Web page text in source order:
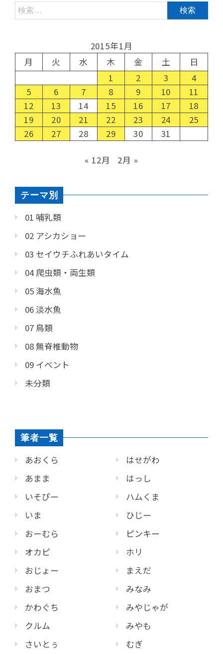
2015年1月
月
火 水 木 金 土
日
1
2 3
4
5
6 7 8 9 10
11
12
13 14 15 16 17
18
19
20 21 22 23 24
25
26
27 28 29 30 31
« 12月 2月 »
テーマ別
01 哺乳類
02 アシカショー
03 セイウチふれあいタイム
04 爬虫類・両生類
05 海水魚
06 淡水魚
07 鳥類
08 無脊椎動物
09 イベント
未分類
筆者一覧
あおくら
あまま
いそぴー
いま
おーむら
オカピ
おじょー
おまつ
かわぐち
クルム
さいとぅ
はせがわ
はっし
ハムくま
ひじー
ピンキー
ホリ
まえだ
みなみ
みやじゃが
みやも
むぎ